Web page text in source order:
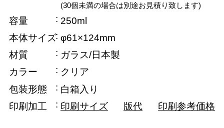
(30個未満の場合は別途お見積り致します)
容量
250ml
本体サイズ φ61×124mm
材質
ガラス/日本製
カラー
クリア
包装形態
白箱入り
印刷加工
印刷サイズ 版代 印刷参考価格